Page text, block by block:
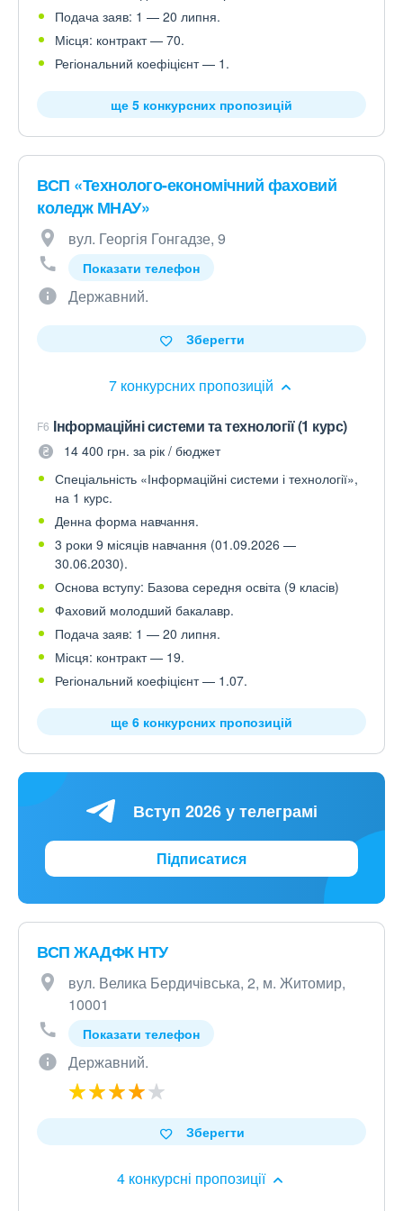
Подача заяв: 1 — 20 липня.
Місця: контракт — 70.
Регіональний коефіцієнт — 1.
ще 5 конкурсних пропозицій
ВСП «Технолого-економічний фаховий
коледж МНАУ»
вул. Георгія Гонгадзе, 9
Показати телефон
Державний.
7 конкурсних пропозицій
Зберегти
F6 Інформаційні системи та технології (1 курс)
14 400 грн. за рік / бюджет
Спеціальність «Інформаційні системи і технології»,
на 1 курс.
Денна форма навчання.
3 роки 9 місяців навчання (01.09.2026 —
30.06.2030).
Основа вступу: Базова середня освіта (9 класів)
Фаховий молодший бакалавр.
Подача заяв: 1 — 20 липня.
Місця: контракт — 19.
Регіональний коефіцієнт — 1.07.
ще 6 конкурсних пропозицій
Вступ 2026 у телеграмі
Підписатися
ВСП ЖАДФК НТУ
вул. Велика Бердичівська, 2, м. Житомир,
10001
Показати телефон
Державний.
4 конкурсні пропозиції
Зберегти